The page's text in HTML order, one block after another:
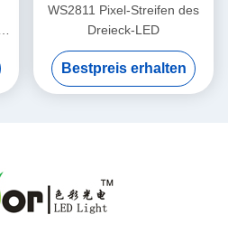
WS2811 Pixel-Streifen des
Dreieck-LED
Bestpreis erhalten